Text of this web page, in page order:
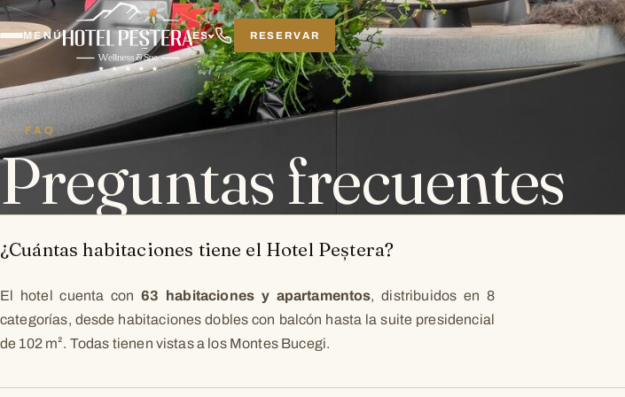
MENÚ ES RESERVAR
FAQ
Preguntas frecuentes
¿Cuántas habitaciones tiene el Hotel Peștera?
El hotel cuenta con63 habitaciones y apartamentos, distribuidos en 8
categorías, desde habitaciones dobles con balcón hasta la suite presidencial
de 102 m². Todas tienen vistas a los Montes Bucegi.